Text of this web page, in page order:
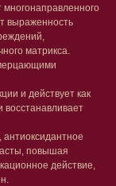
многонаправленного
выраженность
матрикса.
и действует как
восстанавливает
повышая
действие,